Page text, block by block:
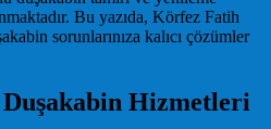
Bu yazıda, Körfez Fatih
sorunlarınıza kalıcı çözümler
Hizmetleri